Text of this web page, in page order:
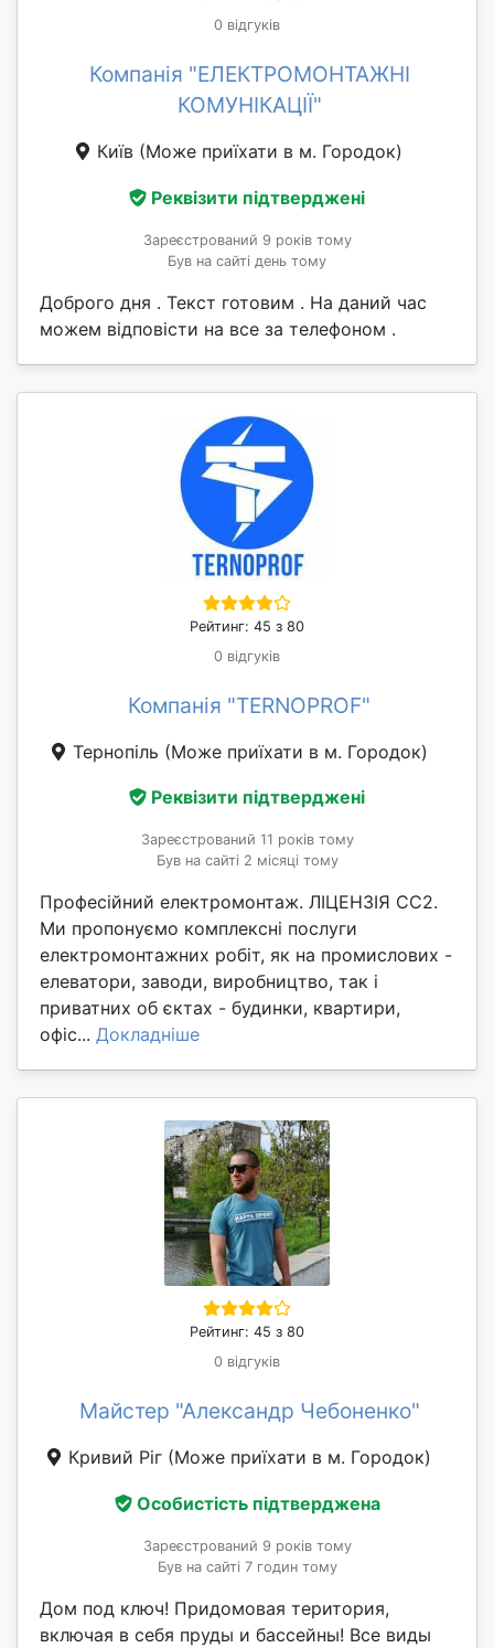
0 відгуків
Компанія "ЕЛЕКТРОМОНТАЖНІ
КОМУНІКАЦІЇ"
Київ (Може приїхати в м. Городок)
Реквізити підтверджені
Зареєстрований 9 років тому
Був на сайті день тому
Доброго дня . Текст готовим . На даний час
можем відповісти на все за телефоном .
Рейтинг: 45 з 80
0 відгуків
Компанія "TERNOPROF"
Тернопіль (Може приїхати в м. Городок)
Реквізити підтверджені
Зареєстрований 11 років тому
Був на сайті 2 місяці тому
Професійний електромонтаж. ЛІЦЕНЗІЯ СС2.
Ми пропонуємо комплексні послуги
електромонтажних робіт, як на промислових -
елеватори, заводи, виробництво, так і
приватних об єктах - будинки, квартири,
офіс... Докладніше
Рейтинг: 45 з 80
0 відгуків
Майстер "Александр Чебоненко"
Кривий Ріг (Може приїхати в м. Городок)
Особистість підтверджена
Зареєстрований 9 років тому
Був на сайті 7 годин тому
Дом под ключ! Придомовая територия,
включая в себя пруды и бассейны! Все виды